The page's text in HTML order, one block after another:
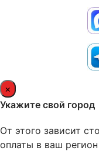
×
Укажите свой город
От этого зависит
оплаты в ваш регион